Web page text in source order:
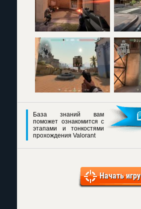
База знаний вам
поможет ознакомится с
этапами и тонкостями
прохождения Valorant
Начать игру